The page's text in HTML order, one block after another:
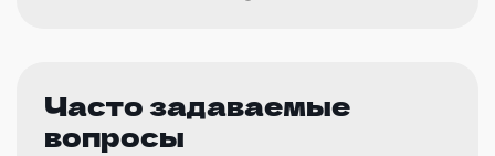
Часто задаваемые
вопросы